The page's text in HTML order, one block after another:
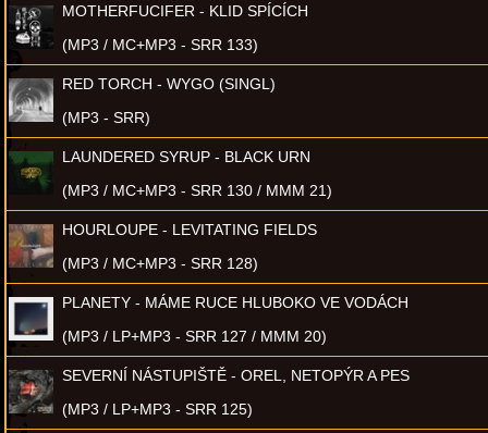
MOTHERFUCIFER - KLID SPÍCÍCH
(MP3 / MC+MP3 - SRR 133)
RED TORCH - WYGO (SINGL)
(MP3 - SRR)
LAUNDERED SYRUP - BLACK URN
(MP3 / MC+MP3 - SRR 130 / MMM 21)
HOURLOUPE - LEVITATING FIELDS
(MP3 / MC+MP3 - SRR 128)
PLANETY - MÁME RUCE HLUBOKO VE VODÁCH
(MP3 / LP+MP3 - SRR 127 / MMM 20)
SEVERNÍ NÁSTUPIŠTĚ - OREL, NETOPÝR A PES
(MP3 / LP+MP3 - SRR 125)